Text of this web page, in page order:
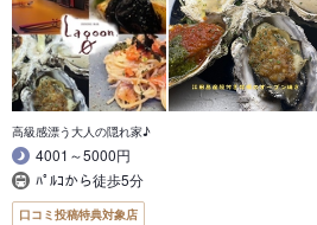
高級感漂う大人の隠れ家♪
4001～5000円
ﾊﾟﾙｺから徒歩5分
口コミ投稿特典対象店